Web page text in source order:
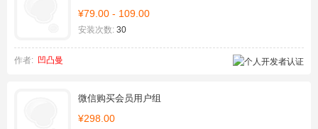
¥79.00 - 109.00
安装次数: 30
作者: 凹凸曼
微信购买会员用户组
¥298.00